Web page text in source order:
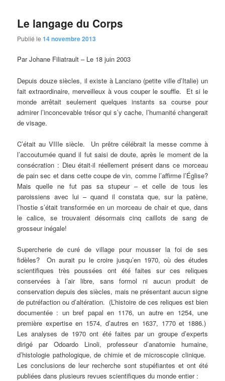
Le langage du Corps
Publié le14 novembre 2013
Par Johane Filiatrault – Le 18 juin 2003
Depuis douze siècles, il existe à Lanciano (petite ville d’Italie) un
fait extraordinaire, merveilleux à vous couper le souffle. Et si le
monde arrêtait seulement quelques instants sa course pour
admirer l’inconcevable trésor qui s’y cache, l’humanité changerait
de visage.
C’était au VIIIe siècle. Un prêtre célébrait la messe comme à
l’accoutumée quand il fut saisi de doute, après le moment de la
consécration : Dieu était-il réellement présent dans ce morceau
de pain sec et dans cette coupe de vin, comme l’affirme l’Église?
Mais quelle ne fut pas sa stupeur – et celle de tous les
paroissiens avec lui – quand il constata que, sur la patène,
l’hostie s’était transformée en un morceau de chair et que, dans
le calice, se trouvaient désormais cinq caillots de sang de
grosseur inégale!
Supercherie de curé de village pour mousser la foi de ses
fidèles? On aurait pu le croire jusqu’en 1970, où des études
scientifiques très poussées ont été faites sur ces reliques
conservées à l’air libre, sans formol ni aucun produit de
conservation depuis des siècles, mais ne présentant aucun signe
de putréfaction ou d’altération. (L’histoire de ces reliques est bien
documentée : un bref papal en 1176, un autre en 1254, une
première expertise en 1574, d’autres en 1637, 1770 et 1886.)
Les analyses de 1970 ont été faites par un groupe d’experts
dirigé par Odoardo Linoli, professeur d’anatomie humaine,
d’histologie pathologique, de chimie et de microscopie clinique.
Les conclusions de leur recherche sont stupéfiantes et ont été
publiées dans plusieurs revues scientifiques du monde entier :